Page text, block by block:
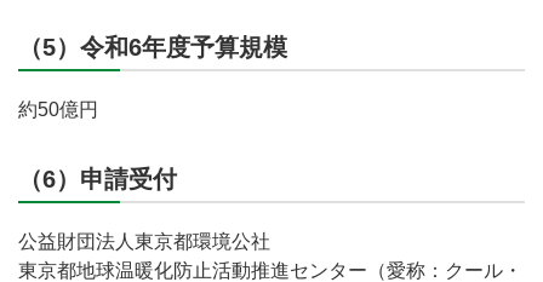
（5）令和6年度予算規模
約50億円
（6）申請受付
公益財団法人東京都環境公社
東京都地球温暖化防止活動推進センター（愛称：クール・